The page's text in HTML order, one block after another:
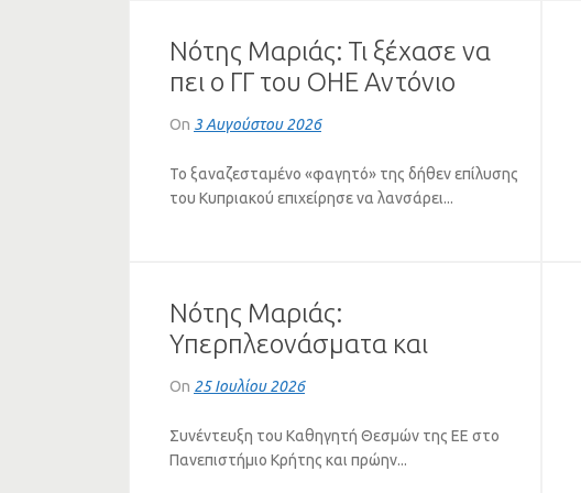
Νότης Μαριάς: Τι ξέχασε να
πει ο ΓΓ του ΟΗΕ Αντόνιο
Γκουτέρες για το Κυπριακό
On 3 Αυγούστου 2026
Το ξαναζεσταμένο «φαγητό» της δήθεν επίλυσης
του Κυπριακού επιχείρησε να λανσάρει...
Νότης Μαριάς:
Υπερπλεονάσματα και
Πλειστηριασμοί – Η Τεράστια
Οικονομίας (ΗΧΗΤΙΚΟ)
On 25 Ιουλίου 2026
Συνέντευξη του Καθηγητή Θεσμών της ΕΕ στο
Πανεπιστήμιο Κρήτης και πρώην...